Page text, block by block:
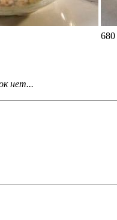
680
нет...